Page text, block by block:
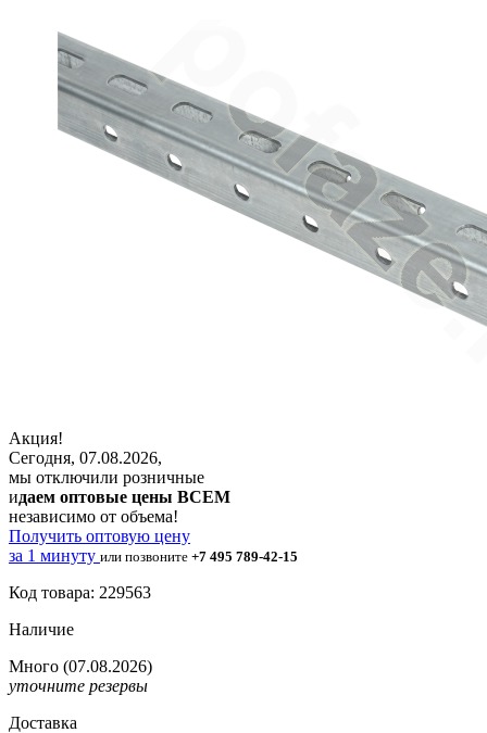
Акция!
Сегодня, 07.08.2026,
мы отключили розничные
идаем оптовые цены ВСЕМ
независимо от объема!
Получить оптовую цену
за 1 минуту или позвоните +7 495 789-42-15
Код товара: 229563
Наличие
Много (07.08.2026)
уточните резервы
Доставка